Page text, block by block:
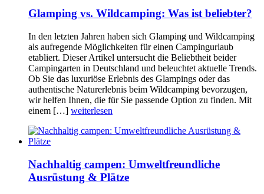
Glamping vs. Wildcamping: Was ist beliebter?
In den letzten Jahren haben sich Glamping und Wildcamping
als aufregende Möglichkeiten für einen Campingurlaub
etabliert. Dieser Artikel untersucht die Beliebtheit beider
Campingarten in Deutschland und beleuchtet aktuelle Trends.
Ob Sie das luxuriöse Erlebnis des Glampings oder das
authentische Naturerlebnis beim Wildcamping bevorzugen,
wir helfen Ihnen, die für Sie passende Option zu finden. Mit
einem […] weiterlesen
Nachhaltig campen: Umweltfreundliche
Ausrüstung & Plätze